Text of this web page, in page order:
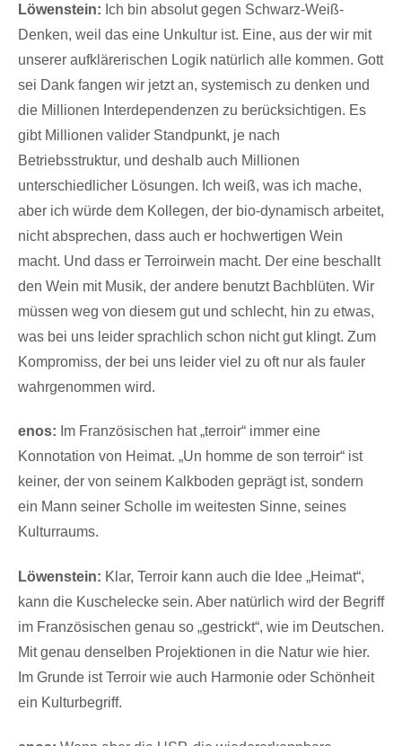
Löwenstein: Ich bin absolut gegen Schwarz-Weiß-
Denken, weil das eine Unkultur ist. Eine, aus der wir mit
unserer aufklärerischen Logik natürlich alle kommen. Gott
sei Dank fangen wir jetzt an, systemisch zu denken und
die Millionen Interdependenzen zu berücksichtigen. Es
gibt Millionen valider Standpunkt, je nach
Betriebsstruktur, und deshalb auch Millionen
unterschiedlicher Lösungen. Ich weiß, was ich mache,
aber ich würde dem Kollegen, der bio-dynamisch arbeitet,
nicht absprechen, dass auch er hochwertigen Wein
macht. Und dass er Terroirwein macht. Der eine beschallt
den Wein mit Musik, der andere benutzt Bachblüten. Wir
müssen weg von diesem gut und schlecht, hin zu etwas,
was bei uns leider sprachlich schon nicht gut klingt. Zum
Kompromiss, der bei uns leider viel zu oft nur als fauler
wahrgenommen wird.
enos: Im Französischen hat „terroir“ immer eine
Konnotation von Heimat. „Un homme de son terroir“ ist
keiner, der von seinem Kalkboden geprägt ist, sondern
ein Mann seiner Scholle im weitesten Sinne, seines
Kulturraums.
Löwenstein: Klar, Terroir kann auch die Idee „Heimat“,
kann die Kuschelecke sein. Aber natürlich wird der Begriff
im Französischen genau so „gestrickt“, wie im Deutschen.
Mit genau denselben Projektionen in die Natur wie hier.
Im Grunde ist Terroir wie auch Harmonie oder Schönheit
ein Kulturbegriff.